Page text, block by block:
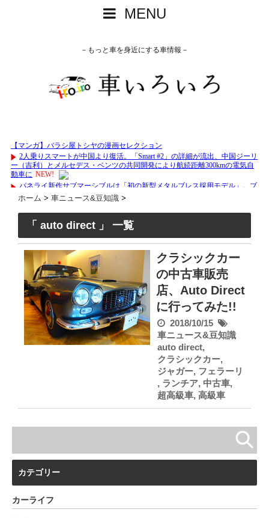
MENU
－もっと車を身近にする車情報－
ホーム > 車ニュース&豆知識 >
「 auto direct 」 一覧
クラシックカー
の中古車販売
店、Auto Direct
に行ってみた!!
2018/10/15
車ニュース&豆知識
auto direct,
クラシックカー,
ジャガー, フェラーリ
, ランチア, 中古車,
超高級車, 高級車
カテゴリー
カーライフ